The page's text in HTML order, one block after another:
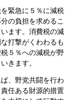
緊急に５％に減税
の負担を求めるこ
ます。消費税の減
打撃がくわわるも
５％への減税が野
きます。
、野党共闘を行わ
任ある財源的措置